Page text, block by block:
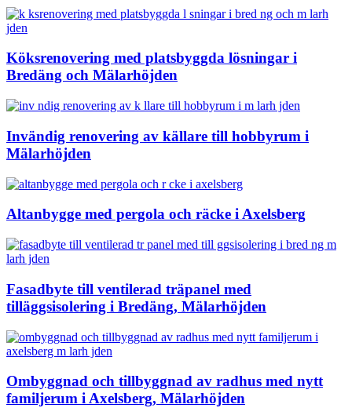
Köksrenovering med platsbyggda lösningar i
Bredäng och Mälarhöjden
Invändig renovering av källare till hobbyrum i
Mälarhöjden
Altanbygge med pergola och räcke i Axelsberg
Fasadbyte till ventilerad träpanel med
tilläggsisolering i Bredäng, Mälarhöjden
Ombyggnad och tillbyggnad av radhus med nytt
familjerum i Axelsberg, Mälarhöjden